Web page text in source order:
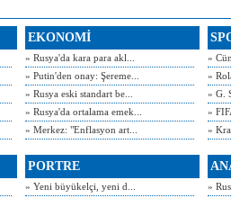
EKONOMİ
» Rusya'da kara para akl...
» Putin'den onay: Şereme...
» Rusya eski standart be...
» Rusya'da ortalama emek...
» Merkez: "Enflasyon art...
»
»
» G.
»
»
PORTRE
» Yeni büyükelçi, yeni d...
»